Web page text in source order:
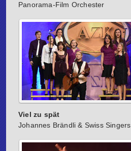
Panorama-Film Orchester
Viel zu spät
Johannes Brändli & Swiss Singers